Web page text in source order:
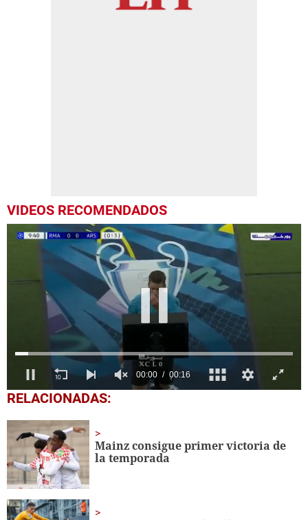
VIDEOS RECOMENDADOS
0
seconds
seconds
RELACIONADAS:
Mainz consigue primer victoria de
la temporada